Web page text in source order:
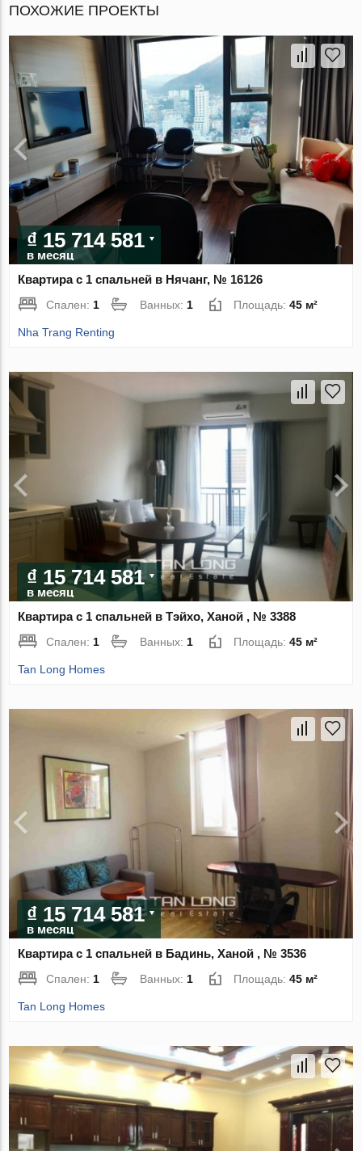
ПОХОЖИЕ ПРОЕКТЫ
₫ 15 714 581
в месяц
Квартира с 1 спальней в Нячанг, № 16126
Спален:1 Ванных:1 Площадь:45 м²
Nha Trang Renting
₫ 15 714 581
в месяц
Квартира с 1 спальней в Тэйхо, Ханой , № 3388
Спален: 1 Ванных: 1 Площадь:45 м²
Tan Long Homes
₫ 15 714 581
в месяц
Квартира с 1 спальней в Бадинь, Ханой , № 3536
Спален: 1 Ванных: 1 Площадь:45 м²
Tan Long Homes